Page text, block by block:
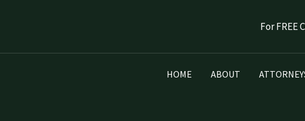
For FREE
HOME ABOUT